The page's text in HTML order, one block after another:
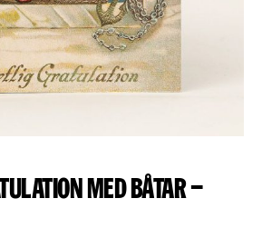
med båtar –